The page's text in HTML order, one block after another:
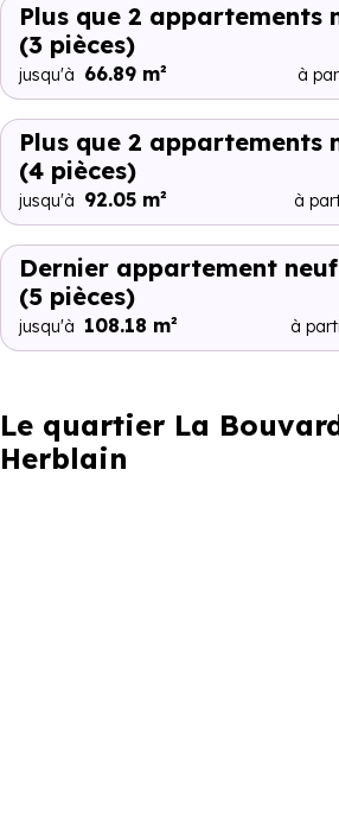
Plus que 2 appartements
(3 pièces)
jusqu'à 66.89 m² à
Plus que 2 appartements
(4 pièces)
jusqu'à 92.05 m² à
Dernier appartement
(5 pièces)
jusqu'à 108.18 m² à
Le quartier La
Herblain